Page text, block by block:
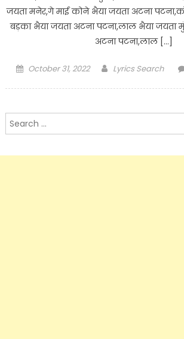
जयता मनेर,गे माई कोने भैया जयता अटना
बड़का भैया जयता अटना पटना,लाल भैया जयता
अटना पटना,लाल […]
Posted
October 31, 2022 Author
Lyrics Search
Search
for: